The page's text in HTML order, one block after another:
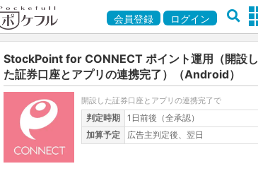
会員登録 ログイン
StockPoint for CONNECT ポイント運用（開設し
た証券口座とアプリの連携完了）（Android）
開設した証券口座とアプリの連携完了で
判定時期
1日前後（全承認）
加算予定
広告主判定後、翌日